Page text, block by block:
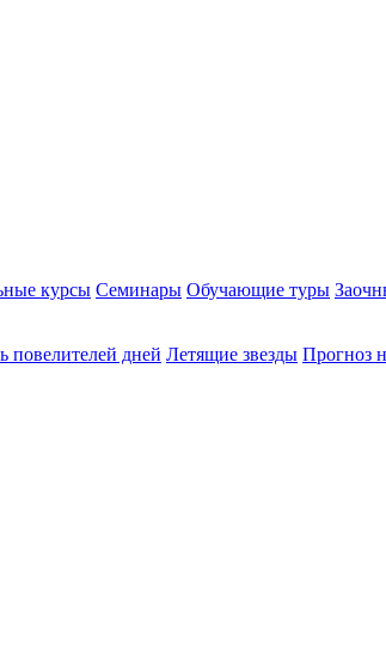
курсы Семинары Обучающие туры
повелителей дней Летящие звезды Прогноз